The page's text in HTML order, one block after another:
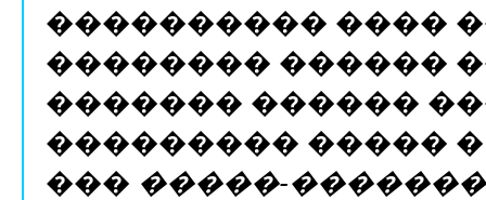
���������� ����
�������� ������
������� ������
��������� �����
��� �����-�������